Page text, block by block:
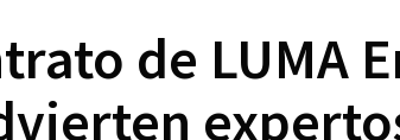
de LUMA